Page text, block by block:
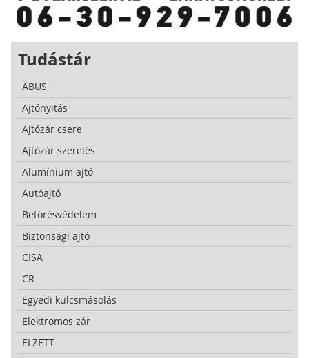
Tudástár
ABUS
Ajtónyitás
Ajtózár csere
Ajtózár szerelés
Alumínium ajtó
Autóajtó
Betörésvédelem
Biztonsági ajtó
CISA
CR
Egyedi kulcsmásolás
Elektromos zár
ELZETT